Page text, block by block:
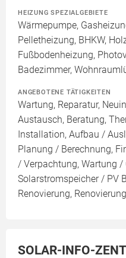
HEIZUNG SPEZIALGEBIETE
Wärmepumpe,
Pelletheizung, BHKW,
Fußbodenheizung,
Badezimmer,
ANGEBOTENE TÄTIGKEITEN
Wartung, Reparatur,
Austausch, Beratung,
Installation, Aufbau /
Planung / Berechnung,
/ Verpachtung, Wartung /
Solarstromspeicher / PV
Renovierung,
SOLAR-INFO-